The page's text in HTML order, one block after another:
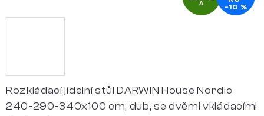
Rozkládací jídelní stůl DARWIN House Nordic
240-290-340x100 cm, dub, se dvěmi vkládacími
A
–10 %